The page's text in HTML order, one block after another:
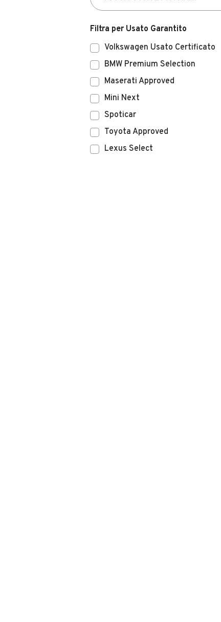
Filtra per Usato Garantito
Volkswagen Usato Certificato
BMW Premium Selection
Maserati Approved
Mini Next
Spoticar
Toyota Approved
Lexus Select